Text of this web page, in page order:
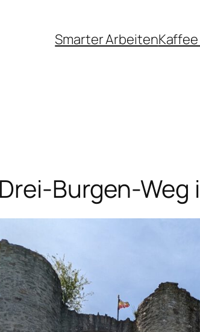
Smarter Arbeiten
Burgen-Weg